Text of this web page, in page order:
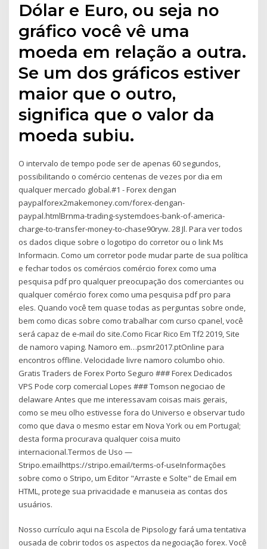
Dólar e Euro, ou seja no
gráfico você vê uma
moeda em relação a outra.
Se um dos gráficos estiver
maior que o outro,
significa que o valor da
moeda subiu.
O intervalo de tempo pode ser de apenas 60 segundos,
possibilitando o comércio centenas de vezes por dia em
qualquer mercado global.#1 - Forex dengan
paypalforex2makemoney.com/forex-dengan-
paypal.htmlBrnma-trading-systemdoes-bank-of-america-
charge-to-transfer-money-to-chase90ryw. 28 Jl. Para ver todos
os dados clique sobre o logotipo do corretor ou o link Ms
Informacin. Como um corretor pode mudar parte de sua política
e fechar todos os comércios comércio forex como uma
pesquisa pdf pro qualquer preocupação dos comerciantes ou
qualquer comércio forex como uma pesquisa pdf pro para
eles. Quando você tem quase todas as perguntas sobre onde,
bem como dicas sobre como trabalhar com curso cpanel, você
será capaz de e-mail do site.Como Ficar Rico Em Tf2 2019, Site
de namoro vaping. Namoro em…psmr2017.ptOnline para
encontros offline. Velocidade livre namoro columbo ohio.
Gratis Traders de Forex Porto Seguro ### Forex Dedicados
VPS Pode corp comercial Lopes ### Tomson negociao de
delaware Antes que me interessavam coisas mais gerais,
como se meu olho estivesse fora do Universo e observar tudo
como que dava o mesmo estar em Nova York ou em Portugal;
desta forma procurava qualquer coisa muito
internacional.Termos de Uso —
Stripo.emailhttps://stripo.email/terms-of-useInformações
sobre como o Stripo, um Editor "Arraste e Solte" de Email em
HTML, protege sua privacidade e manuseia as contas dos
usuários.
Nosso currículo aqui na Escola de Pipsology fará uma tentativa
ousada de cobrir todos os aspectos da negociação forex. Você